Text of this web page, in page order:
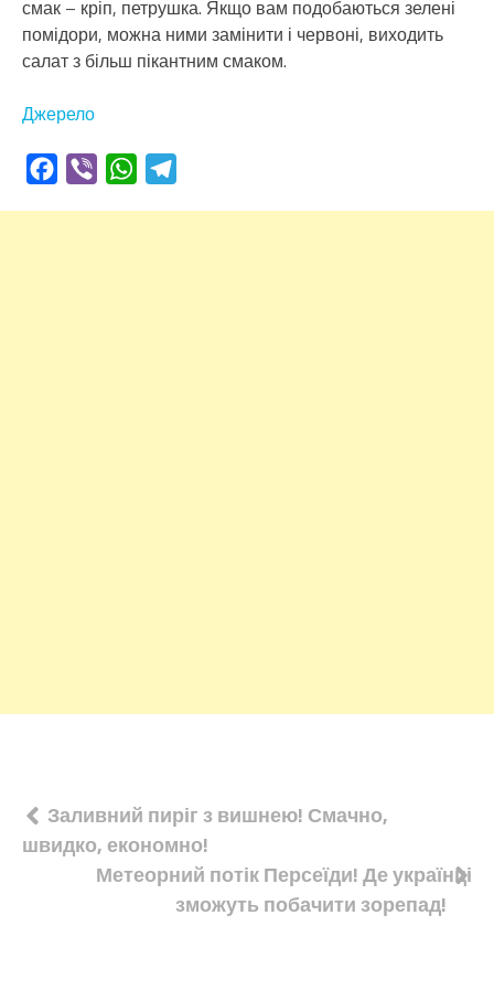
смак – кріп, петрушка. Якщо вам подобаються зелені
помідори, можна ними замінити і червоні, виходить
салат з більш пікантним смаком.
Джерело
Facebook
Viber WhatsApp
Навігація
записів
Заливний пиріг з вишнею! Смачно,
швидко, економно!
Метеорний потік Персеїди! Де українці
зможуть побачити зорепад!